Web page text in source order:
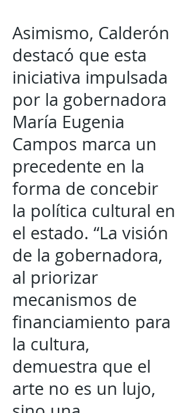
Asimismo, Calderón
destacó que esta
iniciativa impulsada
por la gobernadora
María Eugenia
Campos marca un
precedente en la
forma de concebir
la política cultural en
el estado. “La visión
de la gobernadora,
al priorizar
mecanismos de
financiamiento para
la cultura,
demuestra que el
arte no es un lujo,